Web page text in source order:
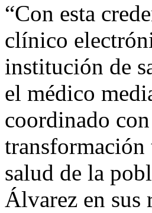
“Con esta
clínico
institución de
el médico
coordinado
transformación
salud de la
Álvarez en sus